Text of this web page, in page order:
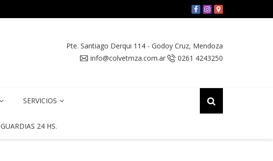
Curso «Micoterapia Aplicada a Medicina Veterinaria»
Pte. Santiago Derqui 114 - Godoy Cruz, Mendoza
info@colvetmza.com.ar
0261 4243250
SERVICIOS
GUARDIAS 24 HS.